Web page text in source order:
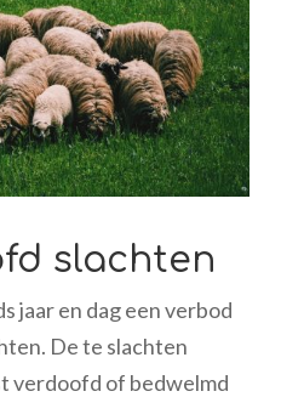
slachten
jaar en dag een verbod
De te slachten
verdoofd of bedwelmd